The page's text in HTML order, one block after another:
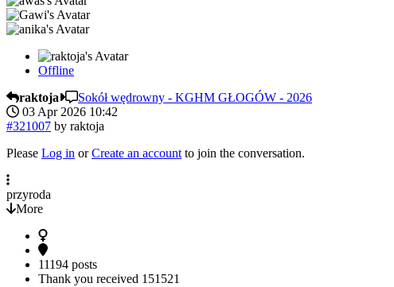
Offline
raktoja
Sokół wędrowny - KGHM GŁOGÓW - 2026
03 Apr 2026 10:42
#321007 by raktoja
Please Log in orCreate an account to join the conversation.
przyroda
More
11194 posts
Thank you received 151521